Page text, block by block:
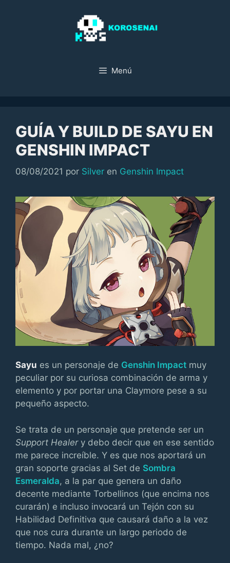
Menú
GUÍA Y BUILD DE SAYU EN
GENSHIN IMPACT
08/08/2021 por Silver en Categorías
Genshin Impact
Sayu es un personaje de Genshin Impact muy
peculiar por su curiosa combinación de arma y
elemento y por portar una Claymore pese a su
pequeño aspecto.
Se trata de un personaje que pretende ser un
Support Healery debo decir que en ese sentido
me parece increíble. Y es que nos aportará un
gran soporte gracias al Set de Sombra
Esmeralda, a la par que genera un daño
decente mediante Torbellinos (que encima nos
curarán) e incluso invocará un Tejón con su
Habilidad Definitiva que causará daño a la vez
que nos cura durante un largo periodo de
tiempo. Nada mal, ¿no?